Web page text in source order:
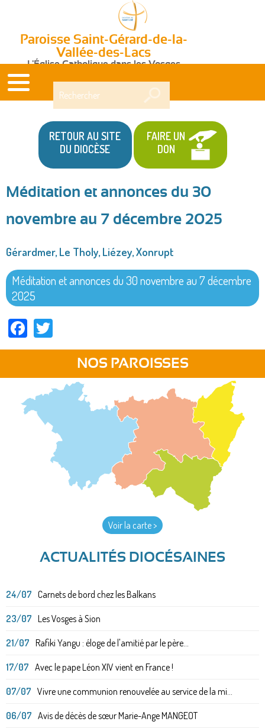
Paroisse Saint-Gérard-de-la-
Vallée-des-Lacs
L'Église Catholique dans les Vosges
RETOUR AU SITE
DU DIOCÈSE
FAIRE UN
DON
êtes
ici
Méditation et annonces du 30
novembre au 7 décembre 2025
Gérardmer, Le Tholy, Liézey, Xonrupt
Méditation et annonces du 30 novembre au 7 décembre
2025
Facebook
NOS PAROISSES
Voir la carte >
ACTUALITÉS DIOCÉSAINES
24/07 Carnets de bord chez les Balkans
23/07 Les Vosges à Sion
21/07 Rafiki Yangu : éloge de l'amitié par le père...
17/07 Avec le pape Léon XIV vient en France !
07/07 Vivre une communion renouvelée au service de la mi...
06/07 Avis de décès de sœur Marie-Ange MANGEOT